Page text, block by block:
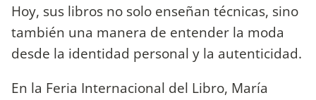
Hoy, sus libros no solo enseñan técnicas, sino
también una manera de entender la moda
desde la identidad personal y la autenticidad.
En la Feria Internacional del Libro, María